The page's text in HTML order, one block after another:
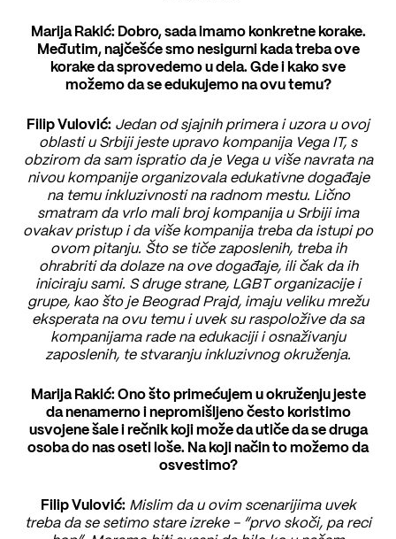
Marija Rakić: Dobro, sada imamo konkretne korake.
Međutim, najčešće smo nesigurni kada treba ove
korake da sprovedemo u dela. Gde i kako sve
možemo da se edukujemo na ovu temu?
Filip Vulović: Jedan od sjajnih primera i uzora u ovoj
oblasti u Srbiji jeste upravo kompanija Vega IT, s
obzirom da sam ispratio da je Vega u više navrata na
nivou kompanije organizovala edukativne događaje
na temu inkluzivnosti na radnom mestu. Lično
smatram da vrlo mali broj kompanija u Srbiji ima
ovakav pristup i da više kompanija treba da istupi po
ovom pitanju. Što se tiče zaposlenih, treba ih
ohrabriti da dolaze na ove događaje, ili čak da ih
iniciraju sami. S druge strane, LGBT organizacije i
grupe, kao što je Beograd Prajd, imaju veliku mrežu
eksperata na ovu temu i uvek su raspoložive da sa
kompanijama rade na edukaciji i osnaživanju
zaposlenih, te stvaranju inkluzivnog okruženja.
Marija Rakić: Ono što primećujem u okruženju jeste
da nenamerno i nepromišljeno često koristimo
usvojene šale i rečnik koji može da utiče da se druga
osoba do nas oseti loše. Na koji način to možemo da
osvestimo?
Filip Vulović: Mislim da u ovim scenarijima uvek
treba da se setimo stare izreke - “prvo skoči, pa reci